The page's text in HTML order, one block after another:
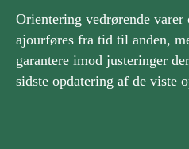
Orientering vedrørende
ajourføres fra tid til anden,
garantere imod justeringer
sidste opdatering af de viste